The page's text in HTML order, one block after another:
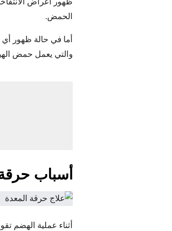
الحمض.
أما في حالة ظهور
والتي يعمل حمض
أسباب
أثناء عملية الهضم